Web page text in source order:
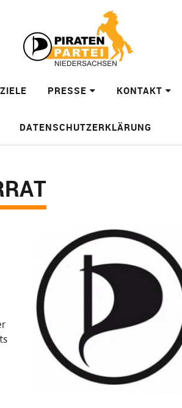
PRESSE KONTAKT
DATENSCHUTZERKLÄRUNG